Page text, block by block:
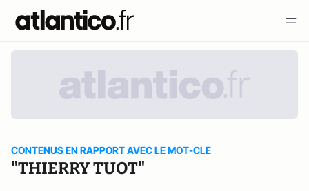
CONTENUS EN RAPPORT AVEC LE MOT-CLE
"THIERRY TUOT"